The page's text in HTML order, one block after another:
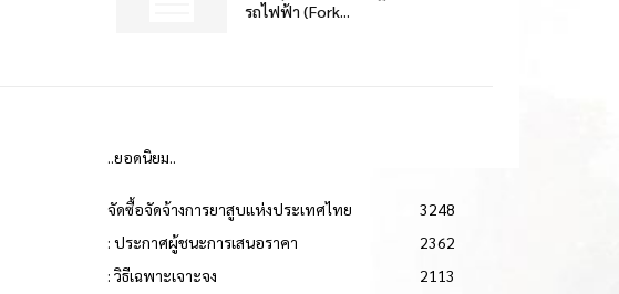
รถไฟฟ้า (Fork...
..ยอดนิยม..
จัดซื้อจัดจ้างการยาสูบแห่งประเทศไทย
3248
: ประกาศผู้ชนะการเสนอราคา
2362
: วิธีเฉพาะเจาะจง
2113